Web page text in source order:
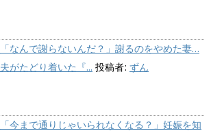
「なんで謝らないんだ？」謝るのをやめた妻…
夫がたどり着いた『... 投稿者: ずん
「今まで通りじゃいられなくなる？」妊娠を知